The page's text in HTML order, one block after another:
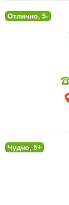
Отлично, 5-
Чудно, 5+